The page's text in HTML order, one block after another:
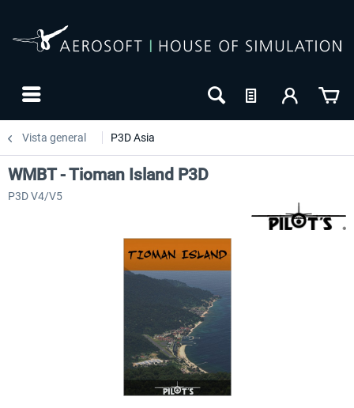
Vista general P3D Asia
WMBT - Tioman Island P3D
P3D V4/V5